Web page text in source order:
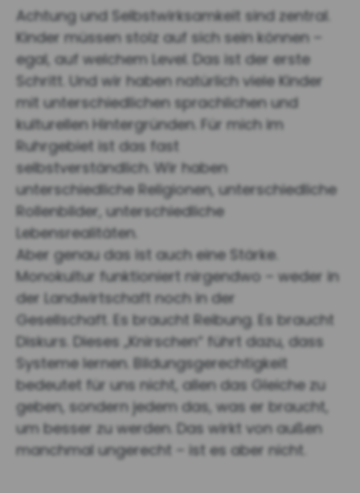
Achtung und Selbstwirksamkeit sind zentral.
Kinder müssen stolz auf sich sein können –
egal, auf welchem Level. Das ist der erste
Schritt. Und wir haben natürlich viele Kinder
mit unterschiedlichen sprachlichen und
kulturellen Hintergründen. Für mich im
Ruhrgebiet ist das fast
selbstverständlich. Wir haben
unterschiedliche Religionen, unterschiedliche
Rollenbilder, unterschiedliche
Lebensrealitäten.
Aber genau das ist auch eine Stärke.
Monokultur funktioniert nirgendwo – weder in
der Landwirtschaft noch in der
Gesellschaft. Es braucht Reibung. Es braucht
Diskurs. Dieses „Knirschen“ führt dazu, dass
Systeme lernen. Bildungsgerechtigkeit
bedeutet für uns nicht, allen das Gleiche zu
geben, sondern jedem das, was er braucht,
um besser zu werden. Das wirkt von außen
manchmal ungerecht – ist es aber nicht.